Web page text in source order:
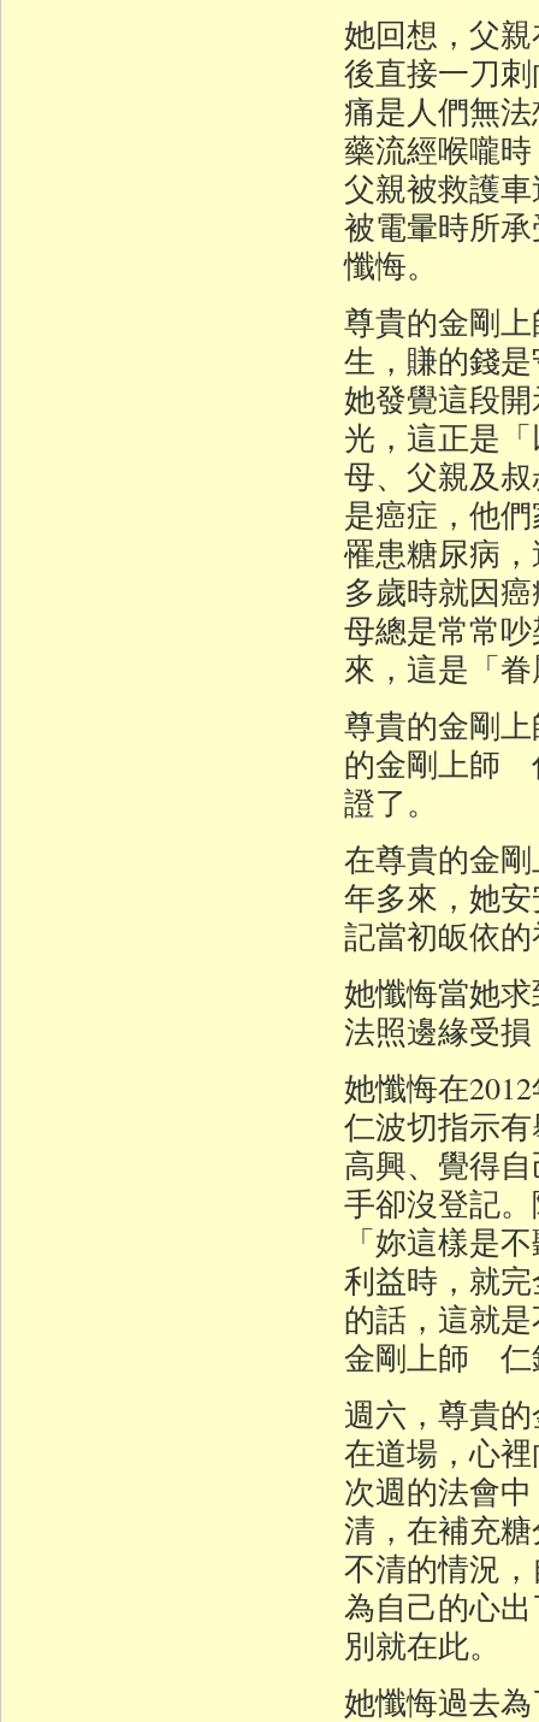
她回想，父
後直接一刀
痛是人們無
藥流經喉嚨
父親被救護
被電暈時所
懺悔。
尊貴的金剛
生，賺的錢
她發覺這段
光，這正是
母、父親及
是癌症，他
罹患糖尿病
多歲時就因
母總是常常
來，這是「
尊貴的金剛
的金剛上師
證了。
在尊貴的金
年多來，她
記當初皈依
她懺悔當她
法照邊緣受
她懺悔在
仁波切指示
高興、覺得
手卻沒登記
「妳這樣是
利益時，就
的話，這就
金剛上師 仁
週六，尊貴
在道場，心
次週的法會
清，在補充
不清的情況
為自己的心
別就在此。
她懺悔過去